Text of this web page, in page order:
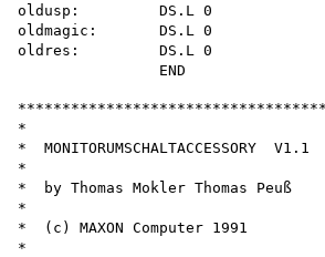
oldusp:         DS.L 0
oldmagic:       DS.L 0
oldres:         DS.L 0
*
*  MONITORUMSCHALTACCESSORY  V1.1
*
*  by Thomas Mokler Thomas Peuß
*
*  (c) MAXON Computer 1991
*